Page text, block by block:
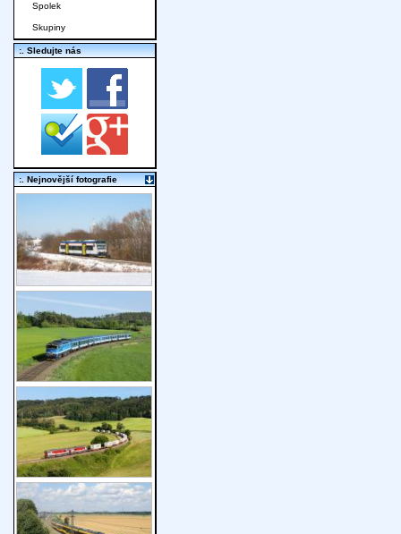
Spolek
Skupiny
:. Sledujte nás
:. Nejnovější fotografie